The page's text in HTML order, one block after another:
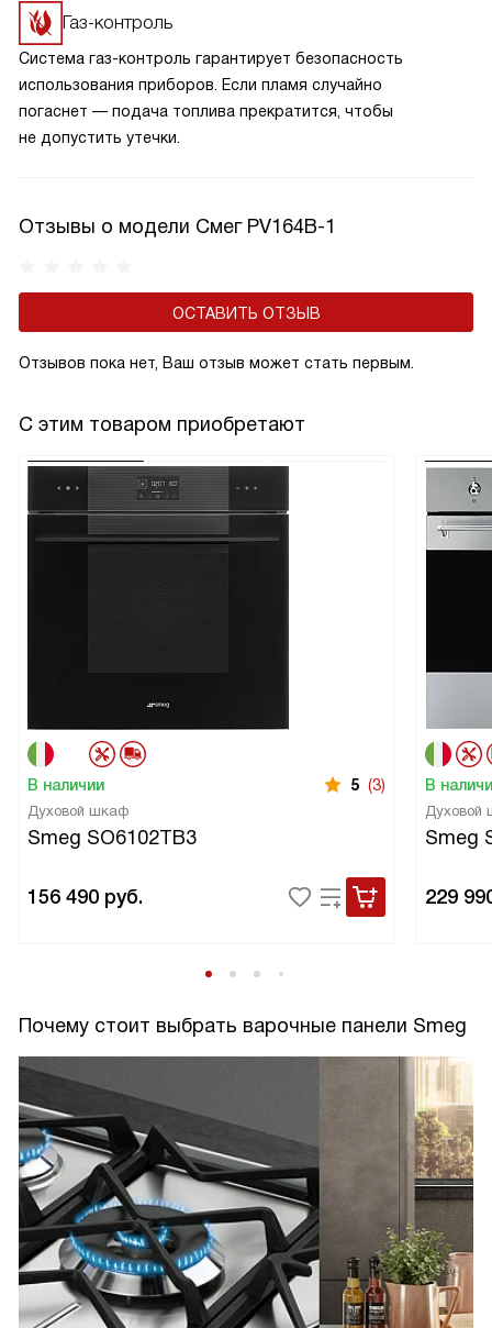
Газ-контроль
Система газ-контроль гарантирует безопасность
использования приборов. Если пламя случайно
погаснет — подача топлива прекратится, чтобы
не допустить утечки.
Отзывы о модели Смег PV164B-1
ОСТАВИТЬ ОТЗЫВ
Отзывов пока нет, Ваш отзыв может стать первым.
С этим товаром приобретают
В наличии 5 (3)
Духовой шкаф
Smeg SO6102TB3
156 490 руб.
В
Духовой
Smeg
229
Почему стоит выбрать варочные панели Smeg